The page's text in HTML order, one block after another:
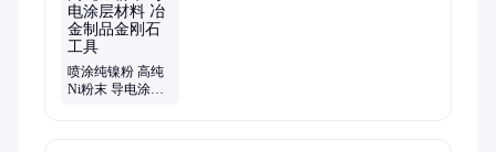
焊条、耐磨焊丝、不锈钢焊条、不锈钢焊丝、镍基焊条、镍基焊
丝、银焊丝、模具焊丝、铜焊丝
喷涂纯镍粉 高纯
Ni粉末 导电涂层